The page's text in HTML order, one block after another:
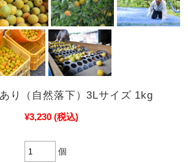
り（自然落下）3Lサイズ 1kg
¥3,230 (税込)
個